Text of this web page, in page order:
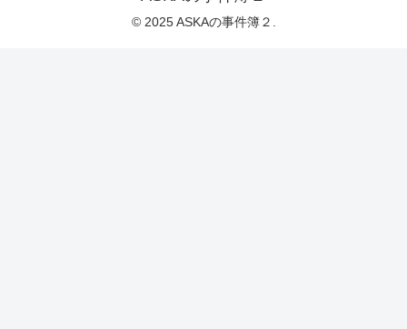
© 2025 ASKAの事件簿２.